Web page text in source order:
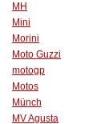
MH
Mini
Morini
Moto Guzzi
motogp
Motos
Münch
MV Agusta